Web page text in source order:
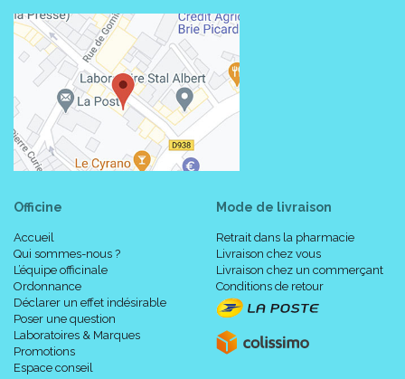
Officine
Accueil
Qui sommes-nous ?
L’équipe officinale
Ordonnance
Déclarer un effet indésirable
Poser une question
Laboratoires & Marques
Promotions
Espace conseil
Mode de livraison
Retrait dans la pharmacie
Livraison chez vous
Livraison chez un commerçant
Conditions de retour